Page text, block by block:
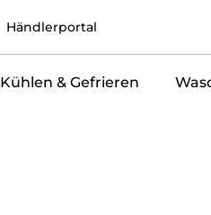
Händlerportal
Kühlen & Gefrieren